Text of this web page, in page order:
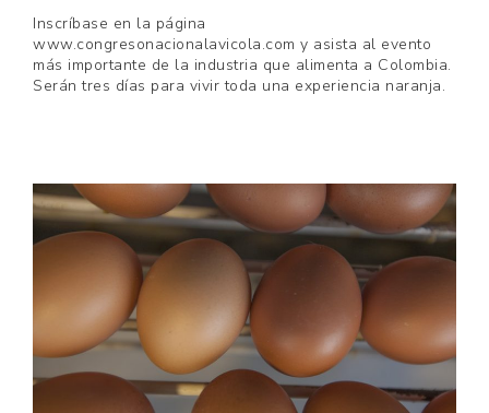
Inscríbase en la página
www.congresonacionalavicola.com y asista al evento
más importante de la industria que alimenta a Colombia.
Serán tres días para vivir toda una experiencia naranja.